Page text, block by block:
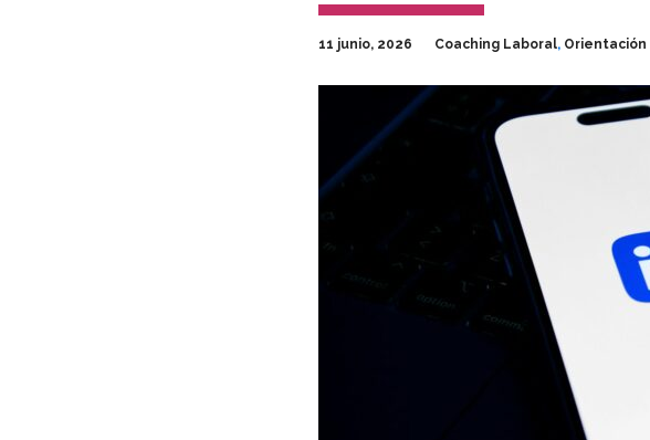
11 junio, 2026 Coaching Laboral, Orientación